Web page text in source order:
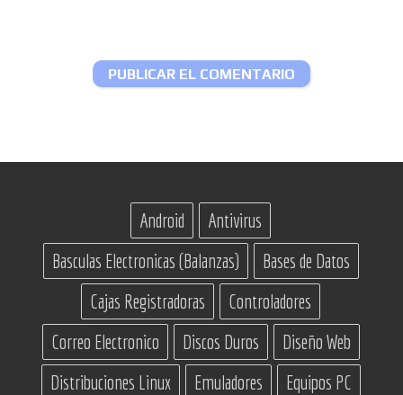
Android
Antivirus
Basculas Electronicas (Balanzas)
Bases de Datos
Cajas Registradoras
Controladores
Correo Electronico
Discos Duros
Diseño Web
Distribuciones Linux
Emuladores
Equipos PC